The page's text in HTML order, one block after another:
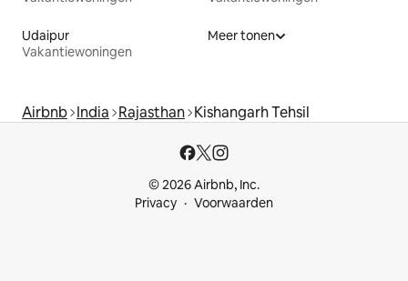
Udaipur
Vakantiewoningen
Meer tonen
Airbnb India Rajasthan Kishangarh Tehsil
© 2026 Airbnb, Inc.
Privacy
Voorwaarden